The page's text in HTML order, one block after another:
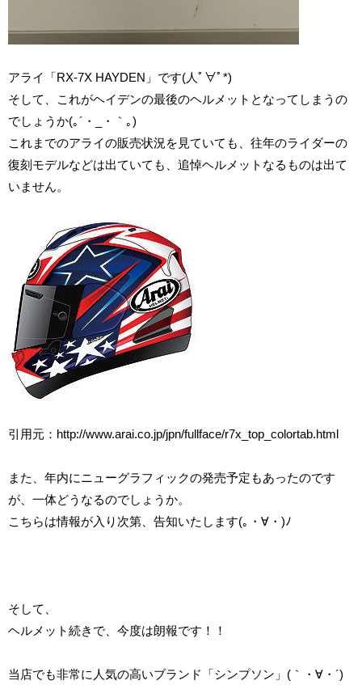
アライ「RX-7X HAYDEN」です(人ﾟ∀ﾟ*)
そして、これがヘイデンの最後のヘルメットとなってしまうの
でしょうか(｡´・_・｀｡)
これまでのアライの販売状況を見ていても、往年のライダーの
復刻モデルなどは出ていても、追悼ヘルメットなるものは出て
いません。
引用元： http://www.arai.co.jp/jpn/fullface/r7x_top_colortab.html
また、年内にニューグラフィックの発売予定もあったのです
が、一体どうなるのでしょうか。
こちらは情報が入り次第、告知いたします(｡・∀・)ﾉ
そして、
ヘルメット続きで、今度は朗報です！！
当店でも非常に人気の高いブランド「シンプソン」(｀・∀・´)